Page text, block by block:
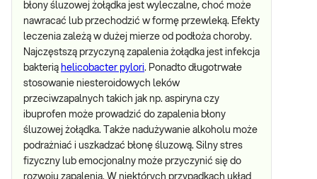
błony śluzowej żołądka jest wyleczalne, choć może
nawracać lub przechodzić w formę przewleką. Efekty
leczenia zależą w dużej mierze od podłoża choroby.
Najczęstszą przyczyną zapalenia żołądka jest infekcja
bakterią helicobacter pylori. Ponadto długotrwałe
stosowanie niesteroidowych leków
przeciwzapalnych takich jak np. aspiryna czy
ibuprofen może prowadzić do zapalenia błony
śluzowej żołądka. Także nadużywanie alkoholu może
podrażniać i uszkadzać błonę śluzową. Silny stres
fizyczny lub emocjonalny może przyczynić się do
rozwoju zapalenia. W niektórych przypadkach układ